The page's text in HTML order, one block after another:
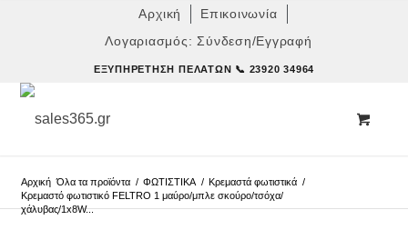
Αρχική
Επικοινωνία
Λογαριασμός: Σύνδεση/Εγγραφή
ΕΞΥΠΗΡΈΤΗΣΗ ΠΕΛΑΤΏΝ 📞 23920 34964
Αρχική Όλα τα προϊόντα / ΦΩΤΙΣΤΙΚΑ / Κρεμαστά φωτιστικά /
Κρεμαστό φωτιστικό FELTRO 1 μαύρο/μπλε σκούρο/τσόχα/
χάλυβας/1x8W...